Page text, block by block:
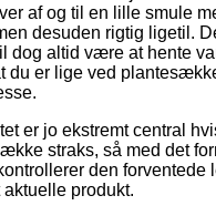
af og til en lille smule
desuden rigtig ligetil.
dog altid være at hente
du er lige ved
er jo ekstremt central
straks, så med det
den forventede
produkt.